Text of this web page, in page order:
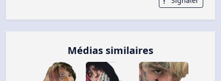
Médias similaires